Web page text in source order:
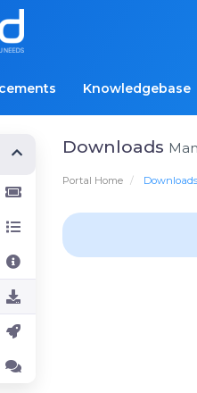
Knowledgebase
Downloads
Portal Home Downloads